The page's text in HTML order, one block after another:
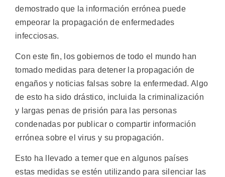
demostrado que la información errónea puede
empeorar la propagación de enfermedades
infecciosas.
Con este fin, los gobiernos de todo el mundo han
tomado medidas para detener la propagación de
engaños y noticias falsas sobre la enfermedad. Algo
de esto ha sido drástico, incluida la criminalización
y largas penas de prisión para las personas
condenadas por publicar o compartir información
errónea sobre el virus y su propagación.
Esto ha llevado a temer que en algunos países
estas medidas se estén utilizando para silenciar las